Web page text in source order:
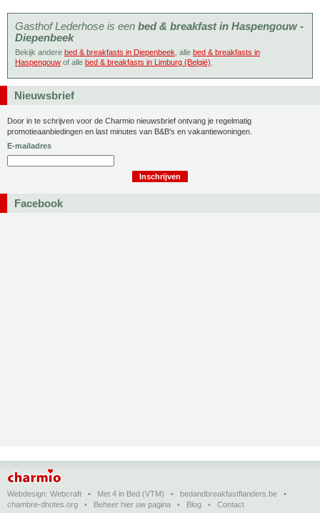
Gasthof Lederhose is een bed & breakfast in Haspengouw -
Diepenbeek
Bekijk andere bed & breakfasts in Diepenbeek , alle bed & breakfasts in
Haspengouw of alle bed & breakfasts in Limburg (België)
Nieuwsbrief
Door in te schrijven voor de Charmio nieuwsbrief ontvang je regelmatig
promotieaanbiedingen en last minutes van B&B's en vakantiewoningen.
E-mailadres
Facebook
Webdesign: Webcraft • Met 4 in Bed (VTM) • bedandbreakfastflanders.be •
chambre-dhotes.org • Beheer hier uw pagina • Blog • Contact